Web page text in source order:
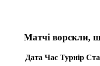
Матчі ворскли,
Дата Час Турнір